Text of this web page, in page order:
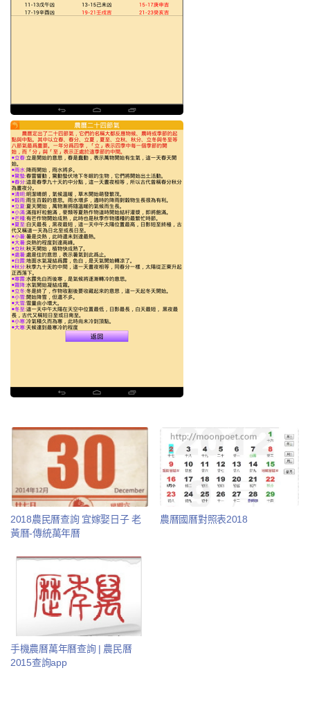
2018農民曆查詢 宜嫁娶日子 老
黃曆-傳統萬年曆
農曆國曆對照表2018
手機農曆萬年曆查詢 | 農民曆
2015查詢app